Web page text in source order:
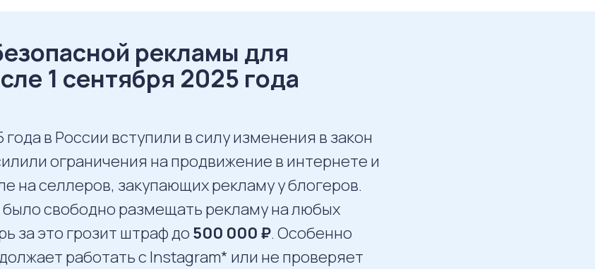
рекламы для
1 сентября 2025 года
года в России вступили в силу изменения в закон
ограничения на продвижение в интернете и
на селлеров, закупающих рекламу у блогеров.
свободно размещать рекламу на любых
за это грозит штраф до500 000 ₽. Особенно
работать с Instagram* или не проверяет